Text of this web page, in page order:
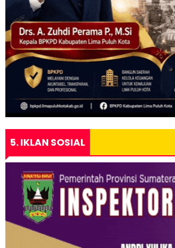
5. IKLAN SOSIAL